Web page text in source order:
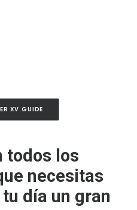
XV GUIDE
todos los
necesitas
día un gran